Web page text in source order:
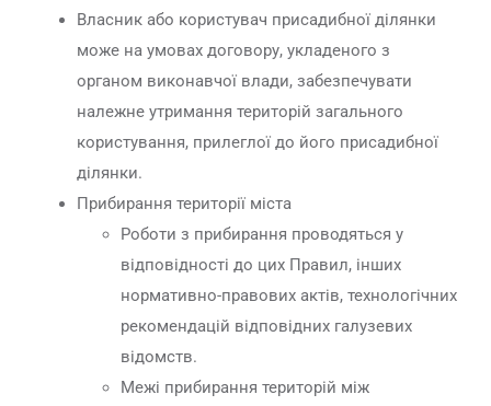
Власник або користувач присадибної ділянки
може на умовах договору, укладеного з
органом виконавчої влади, забезпечувати
належне утримання територій загального
користування, прилеглої до його присадибної
ділянки.
Прибирання території міста
Роботи з прибирання проводяться у
відповідності до цих Правил, інших
нормативно-правових актів, технологічних
рекомендацій відповідних галузевих
відомств.
Межі прибирання територій між